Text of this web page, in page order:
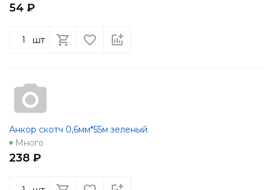
54 ₽
шт
Анкор скотч 0,6мм*55м зеленый
Много
238 ₽